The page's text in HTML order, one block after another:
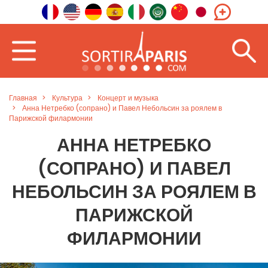
Главная Культура
Концерт и музыка
Анна Нетребко (сопрано) и Павел Небольсин за роялем в
Парижской филармонии
АННА НЕТРЕБКО
(СОПРАНО) И ПАВЕЛ
НЕБОЛЬСИН ЗА РОЯЛЕМ В
ПАРИЖСКОЙ
ФИЛАРМОНИИ